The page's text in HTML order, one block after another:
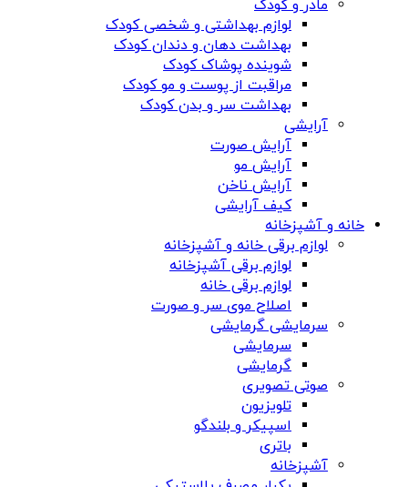
مادر و کودک
لوازم بهداشتی و شخصی کودک
بهداشت دهان و دندان کودک
شوینده پوشاک کودک
مراقبت از پوست و مو کودک
بهداشت سر و بدن کودک
آرایشی
آرایش صورت
آرایش مو
آرایش ناخن
کیف آرایشی
خانه و آشپزخانه
لوازم برقی خانه و آشپزخانه
لوازم برقی آشپزخانه
لوازم برقی خانه
اصلاح موی سر و صورت
سرمایشی گرمایشی
سرمایشی
گرمایشی
صوتی تصویری
تلویزیون
اسپیکر و بلندگو
باتری
آشپزخانه